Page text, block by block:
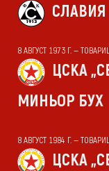
СЛАВИЯ
8 АВГУСТ 1973 Г. —
ЦСКА
МИНЬОР БУХ
8 АВГУСТ 1984 Г. —
ЦСКА